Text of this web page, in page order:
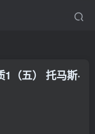
（五） 托马斯·